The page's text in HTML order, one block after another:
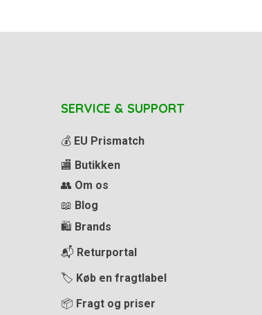
SERVICE & SUPPORT
💰 EU Prismatch
🏬 Butikken
👥 Om os
📖 Blog
🛍️ Brands
📬 Returportal
🏷️ Køb en fragtlabel
📦 Fragt og priser